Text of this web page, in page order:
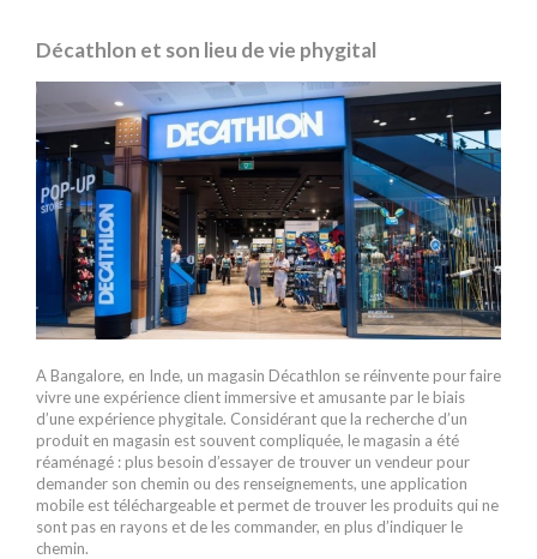
Décathlon et son lieu de vie phygital
A Bangalore, en Inde, un magasin Décathlon se réinvente pour faire
vivre une expérience client immersive et amusante par le biais
d’une expérience phygitale. Considérant que la recherche d’un
produit en magasin est souvent compliquée, le magasin a été
réaménagé : plus besoin d’essayer de trouver un vendeur pour
demander son chemin ou des renseignements, une application
mobile est téléchargeable et permet de trouver les produits qui ne
sont pas en rayons et de les commander, en plus d’indiquer le
chemin.